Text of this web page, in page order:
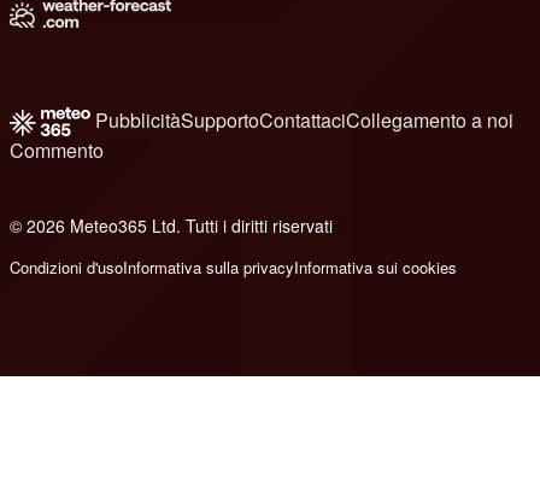
PubblicitàSupportoContattaciCollegamento a noi
Commento
© 2026 Meteo365 Ltd. Tutti i diritti riservati
Condizioni d'usoInformativa sulla privacyInformativa sui cookies